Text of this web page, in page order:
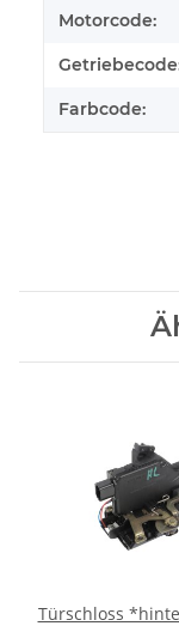
Motorcode:
Farbcode:
Türschloss